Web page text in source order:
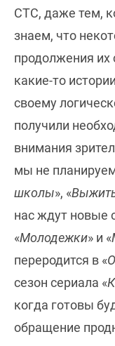
СТС, даже тем,
знаем, что
продолжения их
какие-то
своему
получили
внимания
мы не
школы», «
нас ждут новые
«Молодежки» и «
переродится в «
сезон сериала «
когда готовы
обращение